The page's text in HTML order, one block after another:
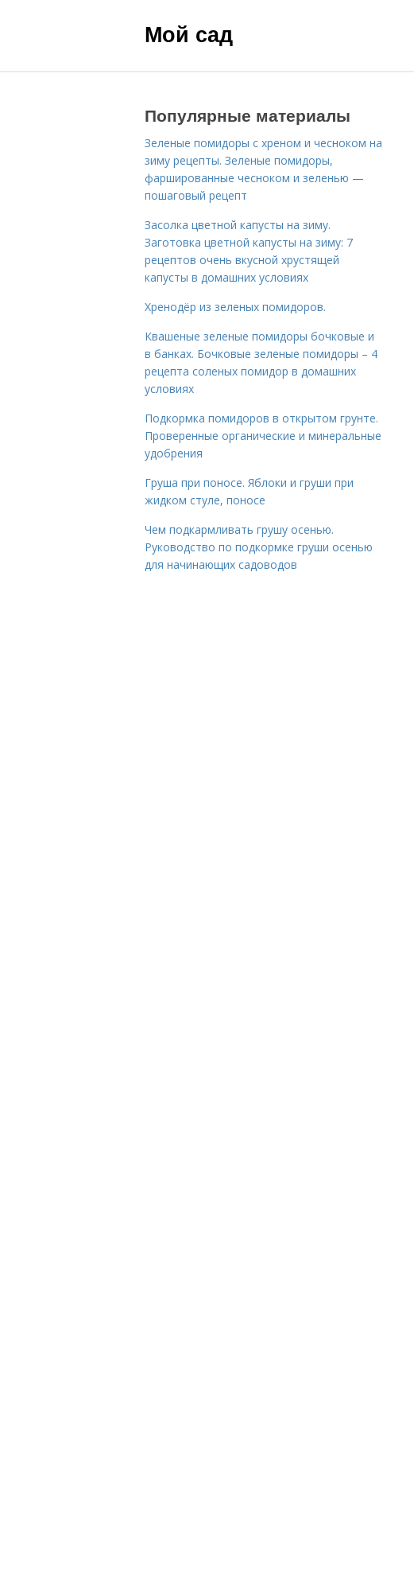
Мой сад
Популярные материалы
Зеленые помидоры с хреном и чесноком на
зиму рецепты. Зеленые помидоры,
фаршированные чесноком и зеленью —
пошаговый рецепт
Засолка цветной капусты на зиму.
Заготовка цветной капусты на зиму: 7
рецептов очень вкусной хрустящей
капусты в домашних условиях
Хренодёр из зеленых помидоров.
Квашеные зеленые помидоры бочковые и
в банках. Бочковые зеленые помидоры – 4
рецепта соленых помидор в домашних
условиях
Подкормка помидоров в открытом грунте.
Проверенные органические и минеральные
удобрения
Груша при поносе. Яблоки и груши при
жидком стуле, поносе
Чем подкармливать грушу осенью.
Руководство по подкормке груши осенью
для начинающих садоводов